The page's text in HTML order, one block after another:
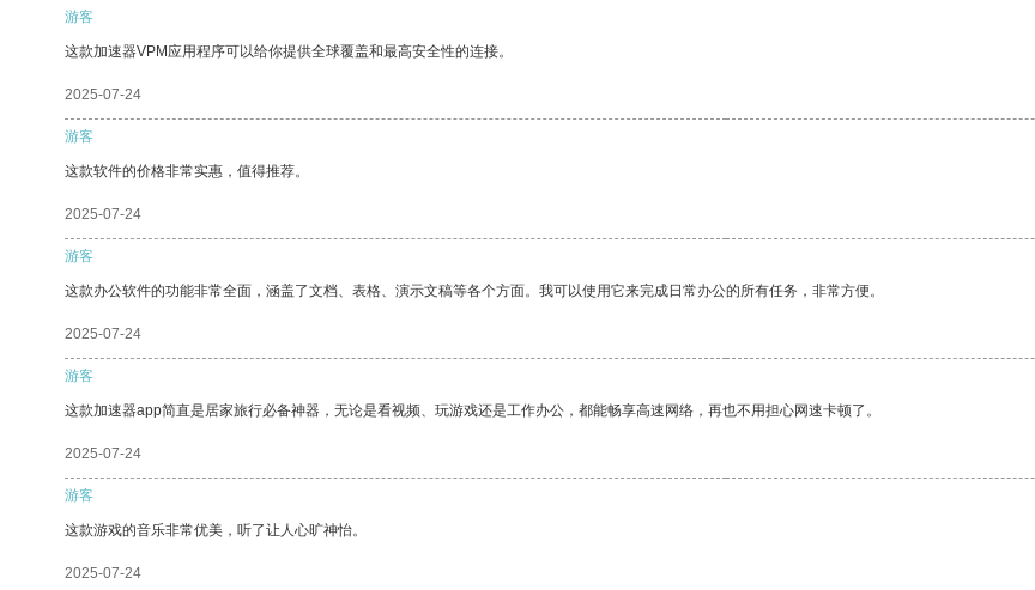
游客
这款加速器VPM应用程序可以给你提供全球覆盖和最高安全性的连接。
2025-07-24
游客
这款软件的价格非常实惠，值得推荐。
2025-07-24
游客
这款办公软件的功能非常全面，涵盖了文档、表格、演示文稿等各个方面。我可以使用它来完成日常办公的所有任务，非常方便。
2025-07-24
游客
这款加速器app简直是居家旅行必备神器，无论是看视频、玩游戏还是工作办公，都能畅享高速网络，再也不用担心网速卡顿了。
2025-07-24
游客
这款游戏的音乐非常优美，听了让人心旷神怡。
2025-07-24